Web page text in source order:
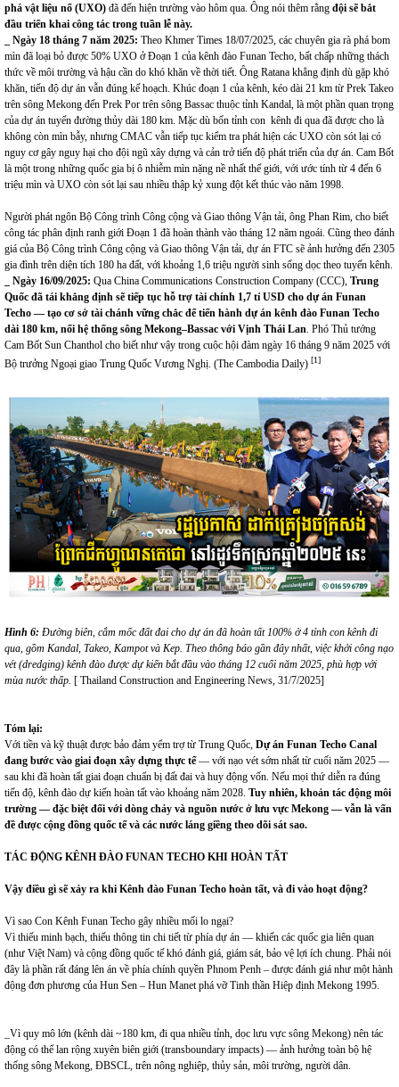
phá vật liệu nổ (UXO) đã đến hiện trường vào hôm qua. Ông nói thêm rằng đội sẽ bắt
đầu triển khai công tác trong tuần lễ này.
_ Ngày 18 tháng 7 năm 2025: Theo Khmer Times 18/07/2025, các chuyên gia rà phá bom
mìn đã loại bỏ được 50% UXO ở Đoạn 1 của kênh đào Funan Techo, bất chấp những thách
thức về môi trường và hậu cần do khó khăn về thời tiết. Ông Ratana khẳng định dù gặp khó
khăn, tiến độ dự án vẫn đúng kế hoạch. Khúc đoạn 1 của kênh, kéo dài 21 km từ Prek Takeo
trên sông Mekong đến Prek Por trên sông Bassac thuộc tỉnh Kandal, là một phần quan trọng
của dự án tuyến đường thủy dài 180 km. Mặc dù bốn tỉnh con kênh đi qua đã được cho là
không còn mìn bẫy, nhưng CMAC vẫn tiếp tục kiểm tra phát hiện các UXO còn sót lại có
nguy cơ gây nguy hại cho đội ngũ xây dựng và cản trở tiến độ phát triển của dự án. Cam Bốt
là một trong những quốc gia bị ô nhiễm mìn nặng nề nhất thế giới, với ước tính từ 4 đến 6
triệu mìn và UXO còn sót lại sau nhiều thập kỷ xung đột kết thúc vào năm 1998.
Người phát ngôn Bộ Công trình Công cộng và Giao thông Vận tải, ông Phan Rim, cho biết
công tác phân định ranh giới Đoạn 1 đã hoàn thành vào tháng 12 năm ngoái. Cũng theo đánh
giá của Bộ Công trình Công cộng và Giao thông Vận tải, dự án FTC sẽ ảnh hưởng đến 2305
gia đình trên diện tích 180 ha đất, với khoảng 1,6 triệu người sinh sống dọc theo tuyến kênh.
_ Ngày 16/09/2025: Qua China Communications Construction Company (CCC), Trung
Quốc đã tái khẳng định sẽ tiếp tục hỗ trợ tài chính 1,7 tỉ USD cho dự án Funan
Techo — tạo cơ sở tài chánh vững chắc để tiến hành dự án kênh đào Funan Techo
dài 180 km, nối hệ thống sông Mekong–Bassac với Vịnh Thái Lan. Phó Thủ tướng
Cam Bốt Sun Chanthol cho biết như vậy trong cuộc hội đàm ngày 16 tháng 9 năm 2025 với
Bộ trưởng Ngoại giao Trung Quốc Vương Nghị. (The Cambodia Daily) [1]
Hình 6: Đường biên, cắm mốc đất đai cho dự án đã hoàn tất 100% ở4 tỉnh con kênh đi
qua, gồm Kandal, Takeo, Kampot và Kep. Theo thông báo gần đâynhất, việc khởi công nạo
vét (dredging) kênh đào được dự kiến bắt đầu vào tháng 12 cuối năm 2025, phù hợp với
mùa nước thấp. [ Thailand Construction and Engineering News, 31/7/2025]
Tóm lại:
Với tiền và kỹ thuật được bảo đảm yểm trợ từ Trung Quốc, Dự án Funan Techo Canal
đang bước vào giai đoạn xây dựng thực tế— với nạo vét sớm nhất từ cuối năm 2025 —
sau khi đã hoàn tất giai đoạn chuẩn bị đất đai và huy động vốn. Nếu mọi thứ diễn ra đúng
tiến độ, kênh đào dự kiến hoàn tất vào khoảng năm 2028. Tuy nhiên, khoản tác động môi
trường — đặc biệt đối với dòng chảy và nguồn nước ở lưu vực Mekong — vẫn là vấn
đề được cộng đồng quốc tế và các nước láng giềng theo dõi sát sao.
TÁC ĐỘNG KÊNH ĐÀO FUNAN TECHO KHI HOÀN TẤT
Vậy điều gì sẽ xảy ra khi Kênh đào Funan Techo hoàn tất, và đi vào hoạt động?
Vì sao Con Kênh Funan Techo gây nhiều mối lo ngại?
Vì thiếu minh bạch, thiếu thông tin chi tiết từ phía dự án — khiến các quốc gia liên quan
(như Việt Nam) và cộng đồng quốc tế khó đánh giá, giám sát, bảo vệ lợi ích chung. Phải nói
đây là phần rất đáng lên án về phía chính quyền Phnom Penh – được đánh giá như một hành
động đơn phương của Hun Sen – Hun Manet phá vỡ Tinh thần Hiệp định Mekong 1995.
_Vì quy mô lớn (kênh dài ~180 km, đi qua nhiều tỉnh, dọc lưu vực sông Mekong) nên tác
động có thể lan rộng xuyên biên giới (transboundary impacts) — ảnh hưởng toàn bộ hệ
thống sông Mekong, ĐBSCL, trên nông nghiệp, thủy sản, môi trường, người dân.